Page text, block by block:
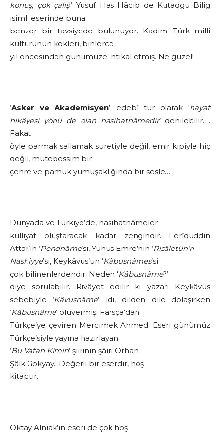
konuş, çok çalış!’ Yusuf Has Hâcib de Kutadgu Bilig
isimli eserinde buna
benzer bir tavsiyede bulunuyor. Kadim Türk millî
kültürünün kökleri, binlerce
yıl öncesinden günümüze intikal etmiş. Ne güzel!
‘Asker ve Akademisyen’ edebî tür olarak ‘hayat
hikâyesi yönü de olan nasihatnâmedir’ denilebilir. .
Fakat
öyle parmak sallamak suretiyle değil, emir kipiyle hiç
değil, mütebessim bir
çehre ve pamuk yumuşaklığında bir sesle…
Dünyada ve Türkiye’de, nasihatnâmeler
külliyat oluştaracak kadar zengindir. Ferîdüddin
Attar’ın ‘Pendnâme’si, Yunus Emre’nin ‘Risâletün’n
Nashiyye’si, Keykâvus’un ‘Kâbusnâmes’si
çok bilinenlerdendir. Neden ‘Kâbusnâme?’
diye sorulabilir. Rivâyet edilir ki yazarı Keykâvus
sebebiyle ‘Kâvusnâme’ idi, dilden dile dolaşırken
‘Kâbusnâme’ oluvermiş. Farsça’dan
Türkçe’ye çeviren Mercimek Ahmed. Eseri günümüz
Türkçe’siyle yayına hazırlayan
‘Bu Vatan Kimin’ şiirinin şâiri Orhan
Şâik Gökyay. Değerli bir eserdir, hoş
kitaptır.
Oktay Alnıak’ın eseri de çok hoş